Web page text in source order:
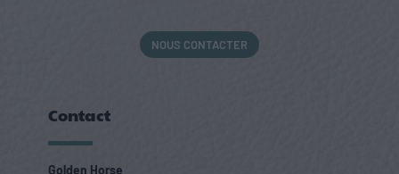
NOUS CONTACTER
Contact
Golden Horse